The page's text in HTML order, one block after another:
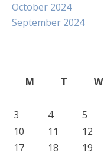
October 2024
September 2024
M
T W
3
4 5
10
11 12
17
18 19